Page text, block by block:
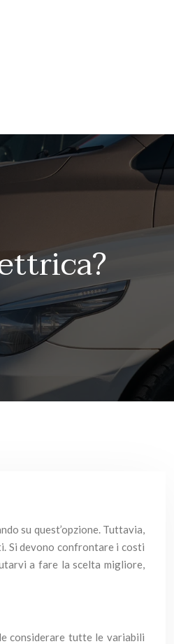
su quest’opzione. Tuttavia,
Si devono confrontare i costi
a fare la scelta migliore,
considerare tutte le variabili